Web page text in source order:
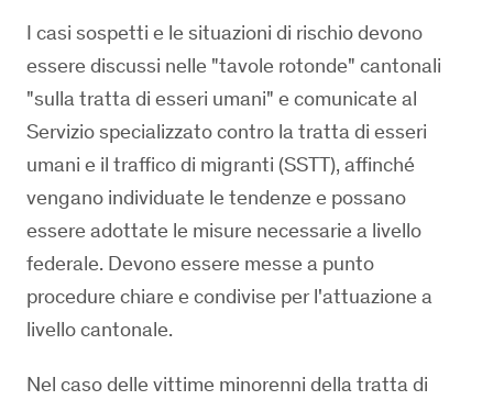
I casi sospetti e le situazioni di rischio devono
essere discussi nelle "tavole rotonde" cantonali
"sulla tratta di esseri umani" e comunicate al
Servizio specializzato contro la tratta di esseri
umani e il traffico di migranti (SSTT), affinché
vengano individuate le tendenze e possano
essere adottate le misure necessarie a livello
federale. Devono essere messe a punto
procedure chiare e condivise per l'attuazione a
livello cantonale.
Nel caso delle vittime minorenni della tratta di